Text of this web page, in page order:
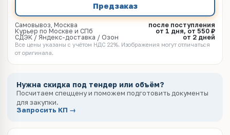
Предзаказ
Самовывоз, Москва
после поступления
Курьер по Москве и СПб
от 1 дня, от 550 ₽
СДЭК / Яндекс-доставка / Озон
от 2 дней
Все цены указаны с учётом НДС 22%. Изображения могут отличаться
от оригинала.
Нужна скидка под тендер или объём?
Посчитаем спеццену и поможем подготовить документы
для закупки.
Запросить КП →